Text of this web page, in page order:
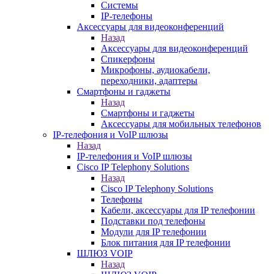
Системы
IP-телефоны
Аксессуары для видеоконференций
Назад
Аксессуары для видеоконференций
Спикерфоны
Микрофоны, аудиокабели,
переходники, адаптеры
Смартфоны и гаджеты
Назад
Смартфоны и гаджеты
Аксессуары для мобильных телефонов
IP-телефония и VoIP шлюзы
Назад
IP-телефония и VoIP шлюзы
Cisco IP Telephony Solutions
Назад
Cisco IP Telephony Solutions
Телефоны
Кабели, аксессуары для IP телефонии
Подставки под телефоны
Модули для IP телефонии
Блок питания для IP телефонии
ШЛЮЗ VOIP
Назад